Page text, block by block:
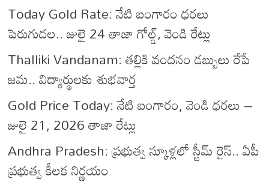
Today Gold Rate: నేటి బంగారం ధరలు
పెరుగుదల.. జులై 24 తాజా గోల్డ్, వెండి రేట్లు
Thalliki Vandanam: తల్లికి వందనం డబ్బులు రేపే
జమ.. విద్యార్థులకు శుభవార్త
Gold Price Today: నేటి బంగారం, వెండి ధరలు –
జులై 21, 2026 తాజా రేట్లు
Andhra Pradesh: ప్రభుత్వ స్కూళ్లలో స్టీమ్ రైస్.. ఏపీ
ప్రభుత్వ కీలక నిర్ణయం